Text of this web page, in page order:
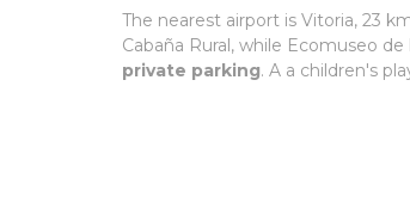
The nearest airport is Vitoria, 23
Cabaña Rural, while Ecomuseo de
private parking. A a children's